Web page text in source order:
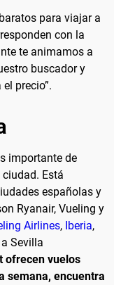
para viajar a
con la
te animamos a
buscador y
precio”.
importante de
Está
españolas y
Ryanair, Vueling y
Airlines, Iberia,
Sevilla
ofrecen vuelos
semana, encuentra